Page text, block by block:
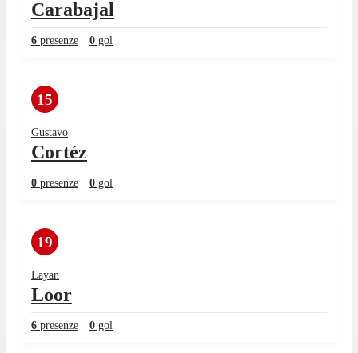
Carabajal
6 presenze 0 gol
15
Gustavo
Cortéz
0 presenze 0 gol
19
Layan
Loor
6 presenze 0 gol